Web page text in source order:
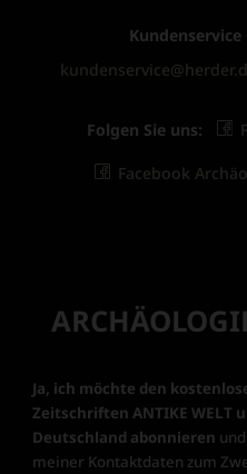
Kundenservice
Folgen Sie uns:
Facebook
Ja, ich möchte den
Zeitschriften ANTIKE WELT
Deutschland abonnieren
meiner Kontaktdaten zum